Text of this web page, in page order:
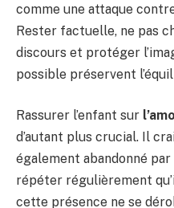
comme une attaque
Rester factuelle, ne pas
discours et protéger
possible préservent
Rassurer l’enfant sur
d’autant plus crucial. Il
également abandonné
répéter régulièrement
cette présence ne se